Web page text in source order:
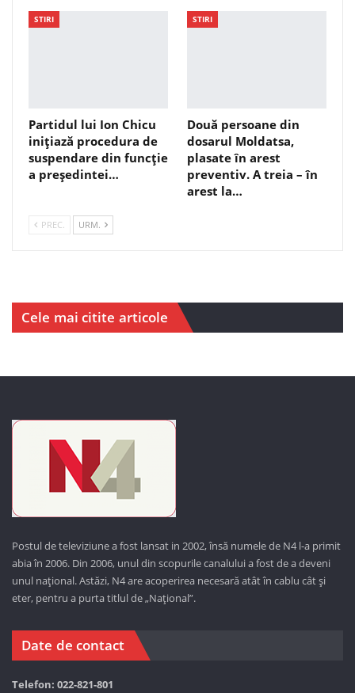
STIRI
Partidul lui Ion Chicu
inițiază procedura de
suspendare din funcție
a președintei…
STIRI
Două persoane din
dosarul Moldatsa,
plasate în arest
preventiv. A treia – în
arest la…
PREC. URM.
Cele mai citite articole
Postul de televiziune a fost lansat in 2002, însă numele de N4 l-a primit
abia în 2006. Din 2006, unul din scopurile canalului a fost de a deveni
unul național. Astăzi, N4 are acoperirea necesară atât în cablu cât și
eter, pentru a purta titlul de „Național”.
Date de contact
Telefon: 022-821-801